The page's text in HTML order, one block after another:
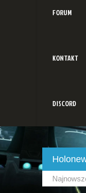
FORUM
KONTAKT
DISCORD